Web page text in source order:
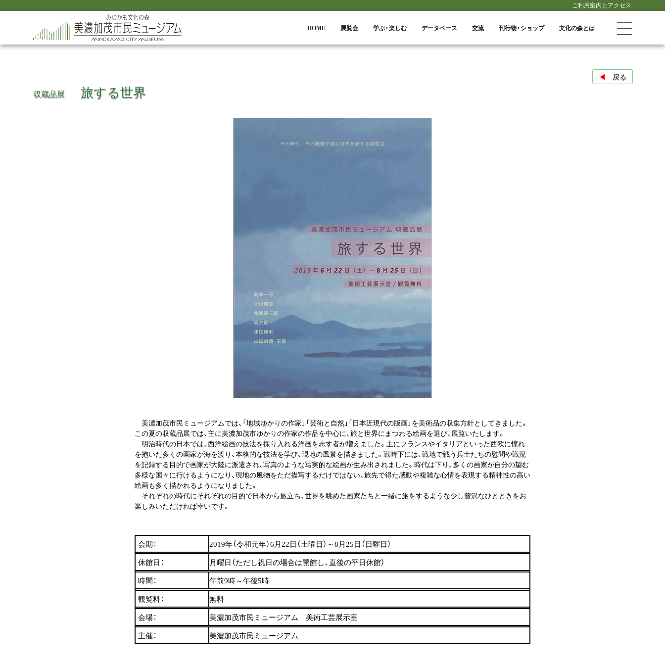
ご利用案内とアクセス
HOME 展覧会 学ぶ・楽しむ データベース 交流 刊行物・ショップ 文化の森とは
◀︎ 戻る
収蔵品展 旅する世界
美濃加茂市民ミュージアムでは、「地域ゆかりの作家」「芸術と自然」「日本近現代の版画」を美術品の収集方針としてきました。
この夏の収蔵品展では、主に美濃加茂市ゆかりの作家の作品を中心に、旅と世界にまつわる絵画を選び、展覧いたします。
明治時代の日本では、西洋絵画の技法を採り入れる洋画を志す者が増えました。主にフランスやイタリアといった西欧に憧れ
を抱いた多くの画家が海を渡り、本格的な技法を学び、現地の風景を描きました。戦時下には、戦地で戦う兵士たちの慰問や戦況
を記録する目的で画家が大陸に派遣され、写真のような写実的な絵画が生み出されました。時代は下り、多くの画家が自分の望む
多様な国々に行けるようになり、現地の風物をただ描写するだけではない、旅先で得た感動や複雑な心情を表現する精神性の高い
絵画も多く描かれるようになりました。
それぞれの時代にそれぞれの目的で日本から旅立ち、世界を眺めた画家たちと一緒に旅をするような少し贅沢なひとときをお
楽しみいただければ幸いです。
会期：
2019年（令和元年）6月22日（土曜日）～8月25日（日曜日）
休館日：
月曜日（ただし祝日の場合は開館し、直後の平日休館）
時間：
午前9時～午後5時
観覧料：
無料
会場：
美濃加茂市民ミュージアム 美術工芸展示室
主催：
美濃加茂市民ミュージアム